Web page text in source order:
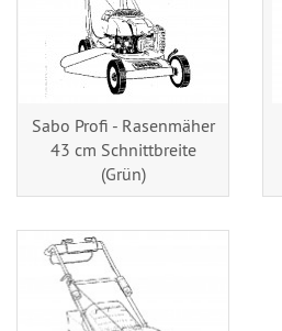
Sabo Profi - Rasenmäher
43 cm Schnittbreite
(Grün)